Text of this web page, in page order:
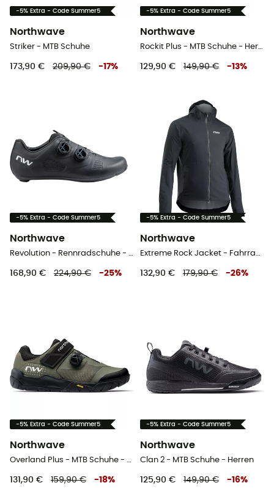
-5% Extra - Code Summer5
Northwave
Striker - MTB Schuhe
173,90 € 209,90 € -17%
-5% Extra - Code Summer5
Northwave
Rockit Plus - MTB Schuhe - Herren
129,90 € 149,90 € -13%
-5% Extra - Code Summer5
Northwave
Revolution - Rennradschuhe - Herren
168,90 € 224,90 € -25%
-5% Extra - Code Summer5
Northwave
Extreme Rock Jacket - Fahrradjacke - Herren
132,90 € 179,90 € -26%
-5% Extra - Code Summer5
Northwave
Overland Plus - MTB Schuhe - Herren
131,90 € 159,90 € -18%
-5% Extra - Code Summer5
Northwave
Clan 2 - MTB Schuhe - Herren
125,90 € 149,90 € -16%